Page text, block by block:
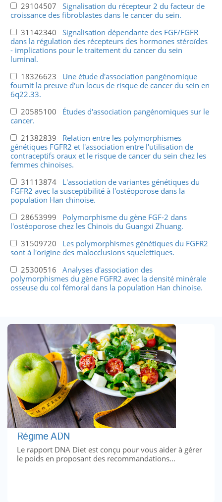
29104507 Signalisation du récepteur 2 du facteur de
croissance des fibroblastes dans le cancer du sein.
31142340 Signalisation dépendante des FGF/FGFR
dans la régulation des récepteurs des hormones stéroïdes
- implications pour le traitement du cancer du sein
luminal.
18326623 Une étude d'association pangénomique
fournit la preuve d'un locus de risque de cancer du sein en
6q22.33.
20585100 Études d'association pangénomiques sur le
cancer.
21382839 Relation entre les polymorphismes
génétiques FGFR2 et l'association entre l'utilisation de
contraceptifs oraux et le risque de cancer du sein chez les
femmes chinoises.
31113874 L'association de variantes génétiques du
FGFR2 avec la susceptibilité à l'ostéoporose dans la
population Han chinoise.
28653999 Polymorphisme du gène FGF-2 dans
l'ostéoporose chez les Chinois du Guangxi Zhuang.
31509720 Les polymorphismes génétiques du FGFR2
sont à l'origine des malocclusions squelettiques.
25300516 Analyses d'association des
polymorphismes du gène FGFR2 avec la densité minérale
osseuse du col fémoral dans la population Han chinoise.
Régime ADN
Le rapport DNA Diet est conçu pour vous aider à gérer
le poids en proposant des recommandations...